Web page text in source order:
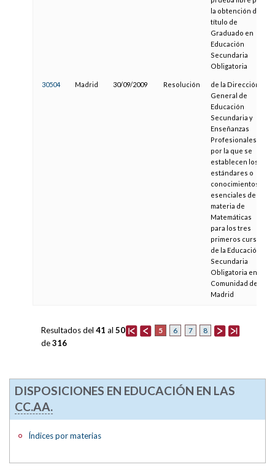
la obtención del
título de
Graduado en
Educación
Secundaria
Obligatoria
30504 Madrid 30/09/2009 Resolución
de la Dirección
General de
Educación
Secundaria y
Enseñanzas
Profesionales,
por la que se
establecen los
estándares o
conocimientos
esenciales de la
materia de
Matemáticas
para los tres
primeros cursos
de la Educación
Secundaria
Obligatoria en la
Comunidad de
Madrid
5 6 7 8
Resultados del 41 al 50
de316
DISPOSICIONES EN EDUCACIÓN EN LAS
CC.AA.
Índices por materias